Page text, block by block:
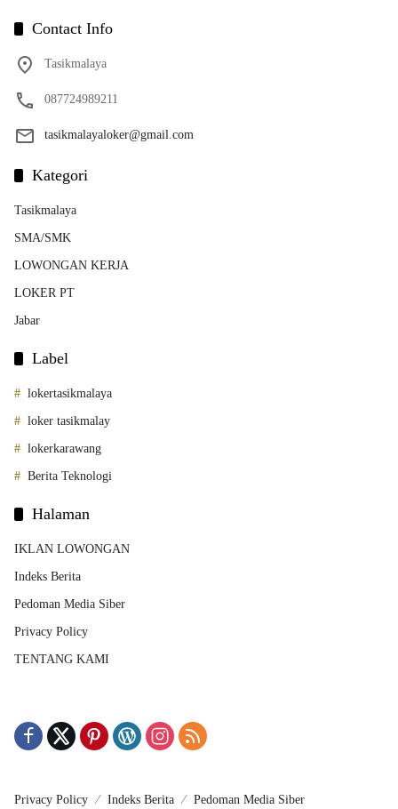
Contact Info
Tasikmalaya
087724989211
tasikmalayaloker@gmail.com
Kategori
Tasikmalaya
SMA/SMK
LOWONGAN KERJA
LOKER PT
Jabar
Label
lokertasikmalaya
loker tasikmalay
lokerkarawang
Berita Teknologi
Halaman
IKLAN LOWONGAN
Indeks Berita
Pedoman Media Siber
Privacy Policy
TENTANG KAMI
Privacy Policy Indeks Berita Pedoman Media Siber